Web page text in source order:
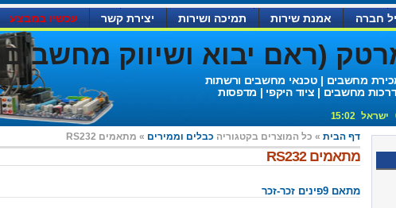
חברה אמנת שירות תמיכה ושירות יצירת קשר עכשיו במבצע
(ראם יבוא ושיווק מחשבים )
מחשבים | טכנאי מחשבים ורשתות
מחשבים | ציוד היקפי | מדפסות
דף הבית » כל המוצרים בקטגוריה כבלים וממירים » מתאמים RS232
מתאמים RS232
מתאם 9פינים זכר-זכר